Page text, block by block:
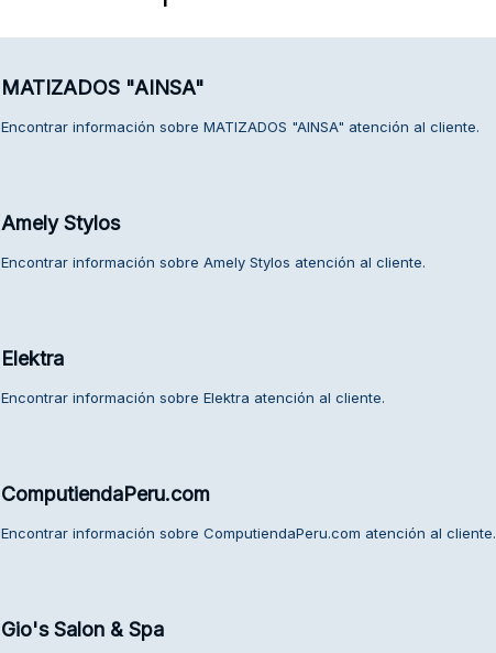
MATIZADOS "AINSA"
Encontrar información sobre MATIZADOS "AINSA" atención al cliente.
Amely Stylos
Encontrar información sobre Amely Stylos atención al cliente.
Elektra
Encontrar información sobre Elektra atención al cliente.
ComputiendaPeru.com
Encontrar información sobre ComputiendaPeru.com atención al cliente.
Gio's Salon & Spa